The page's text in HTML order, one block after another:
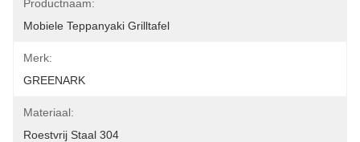
Productnaam:
Mobiele Teppanyaki Grilltafel
Merk:
GREENARK
Materiaal:
Roestvrij Staal 304